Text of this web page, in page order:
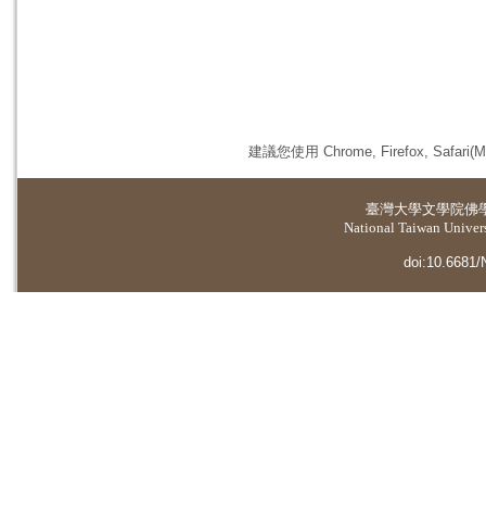
建議您使用 Chrome, Firefox,
臺灣大學文學院佛
National Taiwan
doi:10.6681/